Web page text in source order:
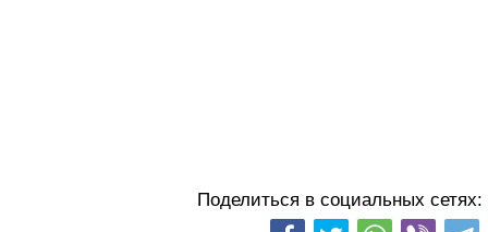
Поделиться в социальных сетях: